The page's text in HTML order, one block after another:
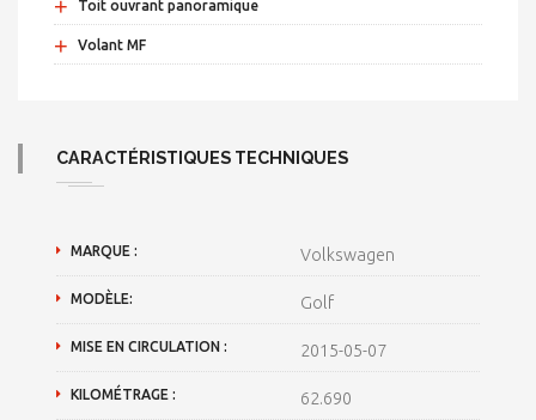
+ Toit ouvrant panoramique
+ Volant MF
CARACTÉRISTIQUES TECHNIQUES
MARQUE : Volkswagen
MODÈLE: Golf
MISE EN CIRCULATION : 2015-05-07
KILOMÉTRAGE : 62.690